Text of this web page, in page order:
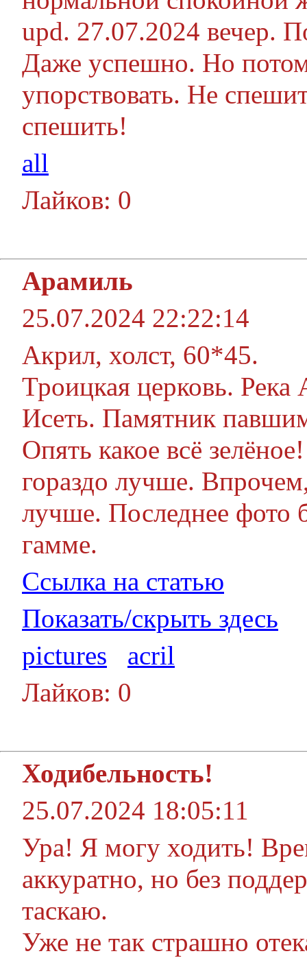
upd. 27.07.2024 вечер.
Даже успешно. Но
упорствовать. Не
спешить!
all
Лайков: 0
Арамиль
25.07.2024 22:22:14
Акрил, холст, 60*45.
Троицкая церковь.
Исеть. Памятник
Опять какое всё
гораздо лучше.
лучше. Последнее фото
гамме.
Ссылка на статью
Показать/скрыть здесь
pictures
acril
Лайков: 0
Ходибельность!
25.07.2024 18:05:11
Ура! Я могу ходить!
аккуратно, но без
таскаю.
Уже не так страшно